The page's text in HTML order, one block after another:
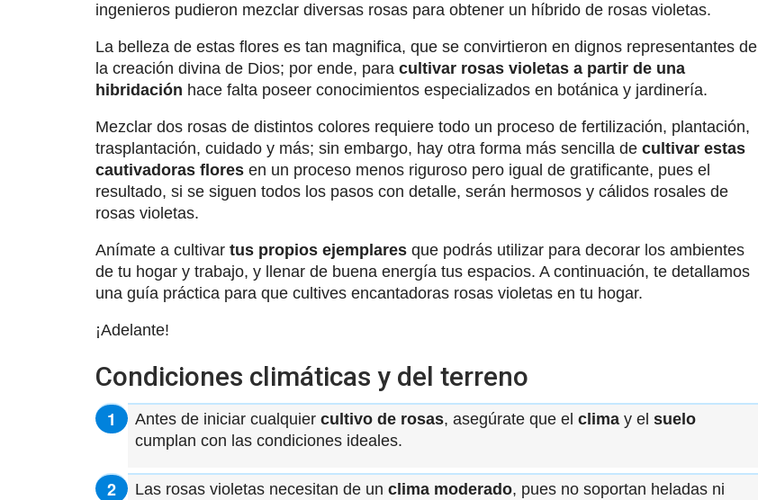
ingenieros pudieron mezclar diversas rosas para obtener un híbrido de rosas violetas.
La belleza de estas flores es tan magnifica, que se convirtieron en dignos representantes de
la creación divina de Dios; por ende, para cultivar rosas violetas a partir de una
hibridación hace falta poseer conocimientos especializados en botánica y jardinería.
Mezclar dos rosas de distintos colores requiere todo un proceso de fertilización, plantación,
trasplantación, cuidado y más; sin embargo, hay otra forma más sencilla de cultivar estas
cautivadoras flores en un proceso menos riguroso pero igual de gratificante, pues el
resultado, si se siguen todos los pasos con detalle, serán hermosos y cálidos rosales de
rosas violetas.
Anímate a cultivar tus propios ejemplares que podrás utilizar para decorar los ambientes
de tu hogar y trabajo, y llenar de buena energía tus espacios. A continuación, te detallamos
una guía práctica para que cultives encantadoras rosas violetas en tu hogar.
¡Adelante!
Condiciones climáticas y del terreno
Antes de iniciar cualquier cultivo de rosas, asegúrate que el clima y el suelo
cumplan con las condiciones ideales.
Las rosas violetas necesitan de un clima moderado, pues no soportan heladas ni